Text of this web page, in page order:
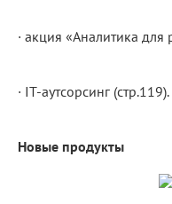
· акция «Аналитика для
· IT-аутсорсинг (стр.119).
Новые продукты